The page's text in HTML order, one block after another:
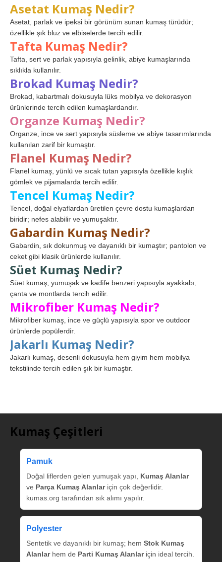
Asetat Kumaş Nedir?
Asetat, parlak ve ipeksi bir görünüm sunan kumaş türüdür;
özellikle şık bluz ve elbiselerde tercih edilir.
Tafta Kumaş Nedir?
Tafta, sert ve parlak yapısıyla gelinlik, abiye kumaşlarında
sıklıkla kullanılır.
Brokad Kumaş Nedir?
Brokad, kabartmalı dokusuyla lüks mobilya ve dekorasyon
ürünlerinde tercih edilen kumaşlardandır.
Organze Kumaş Nedir?
Organze, ince ve sert yapısıyla süsleme ve abiye tasarımlarında
kullanılan zarif bir kumaştır.
Flanel Kumaş Nedir?
Flanel kumaş, yünlü ve sıcak tutan yapısıyla özellikle kışlık
gömlek ve pijamalarda tercih edilir.
Tencel Kumaş Nedir?
Tencel, doğal elyaflardan üretilen çevre dostu kumaşlardan
biridir; nefes alabilir ve yumuşaktır.
Gabardin Kumaş Nedir?
Gabardin, sık dokunmuş ve dayanıklı bir kumaştır; pantolon ve
ceket gibi klasik ürünlerde kullanılır.
Süet Kumaş Nedir?
Süet kumaş, yumuşak ve kadife benzeri yapısıyla ayakkabı,
çanta ve montlarda tercih edilir.
Mikrofiber Kumaş Nedir?
Mikrofiber kumaş, ince ve güçlü yapısıyla spor ve outdoor
ürünlerde popülerdir.
Jakarlı Kumaş Nedir?
Jakarlı kumaş, desenli dokusuyla hem giyim hem mobilya
tekstilinde tercih edilen şık bir kumaştır.
Kumaş Çeşitleri
Pamuk
Doğal liflerden gelen yumuşak yapı, Kumaş Alanlar
ve Parça Kumaş Alanlariçin çok değerlidir.
kumas.org tarafından sık alımı yapılır.
Polyester
Sentetik ve dayanıklı bir kumaş; hem Stok Kumaş
Alanlarhem de Parti Kumaş Alanlariçin ideal tercih.